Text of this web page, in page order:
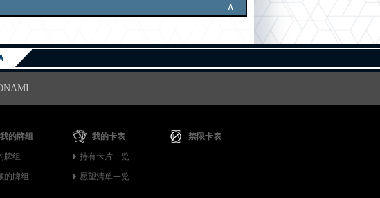
∧
我的牌组
牌组
的牌组
我的卡表
持有卡片一览
愿望清单一览
禁限卡表